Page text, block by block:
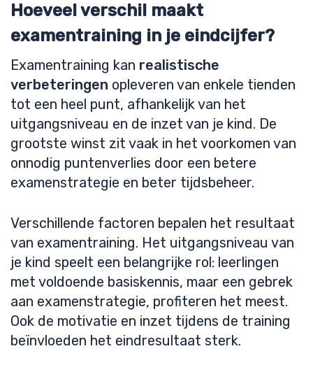
Hoeveel verschil maakt
examentraining in je eindcijfer?
Examentraining kan realistische
verbeteringen opleveren van enkele tienden
tot een heel punt, afhankelijk van het
uitgangsniveau en de inzet van je kind. De
grootste winst zit vaak in het voorkomen van
onnodig puntenverlies door een betere
examenstrategie en beter tijdsbeheer.
Verschillende factoren bepalen het resultaat
van examentraining. Het uitgangsniveau van
je kind speelt een belangrijke rol: leerlingen
met voldoende basiskennis, maar een gebrek
aan examenstrategie, profiteren het meest.
Ook de motivatie en inzet tijdens de training
beïnvloeden het eindresultaat sterk.